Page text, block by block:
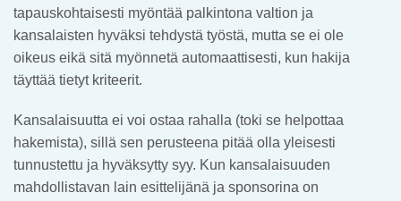
tapauskohtaisesti myöntää palkintona valtion ja
kansalaisten hyväksi tehdystä työstä, mutta se ei ole
oikeus eikä sitä myönnetä automaattisesti, kun hakija
täyttää tietyt kriteerit.
Kansalaisuutta ei voi ostaa rahalla (toki se helpottaa
hakemista), sillä sen perusteena pitää olla yleisesti
tunnustettu ja hyväksytty syy. Kun kansalaisuuden
mahdollistavan lain esittelijänä ja sponsorina on